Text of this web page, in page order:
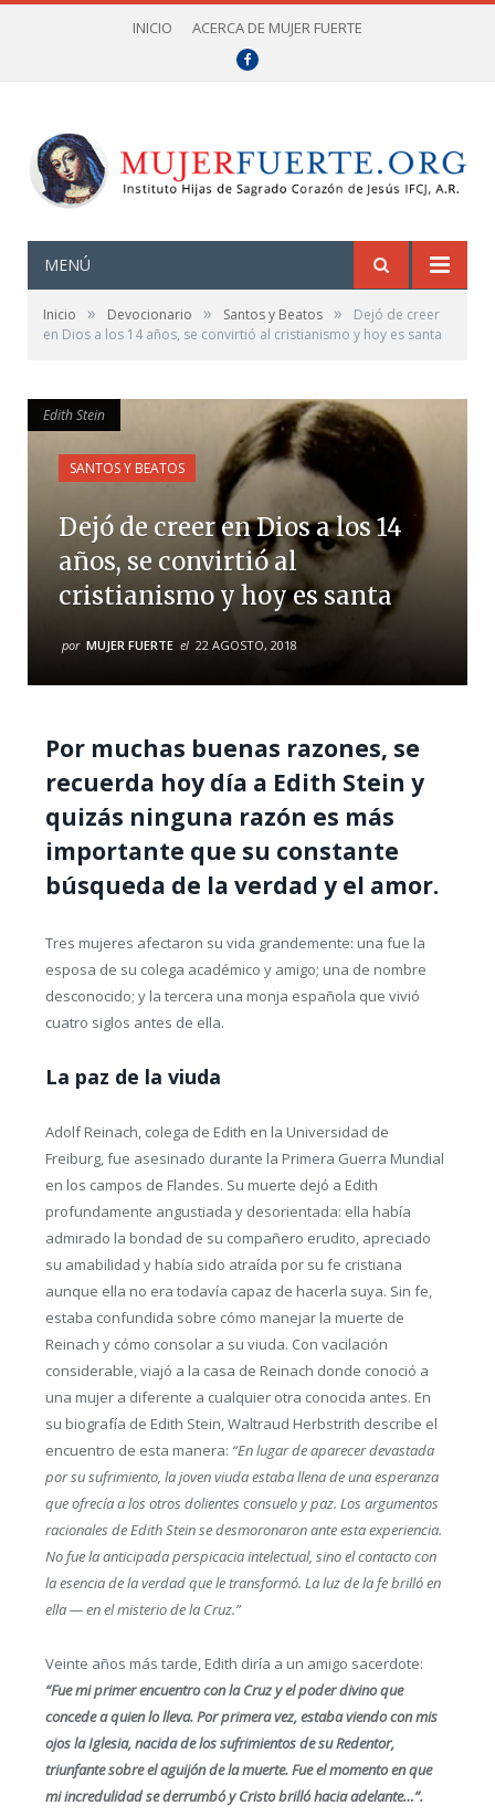
INICIO ACERCA DE MUJER FUERTE
Facebook
MENÚ
Inicio » Devocionario » Santos y Beatos »
Dejó de creer
en Dios a los 14 años, se convirtió al cristianismo y hoy es santa
Edith Stein
SANTOS Y BEATOS
Dejó de creer en Dios a los 14
años, se convirtió al
cristianismo y hoy es santa
por MUJER FUERTE el 22 AGOSTO, 2018
Edith Stein
Por muchas buenas razones, se
recuerda hoy día a Edith Stein y
quizás ninguna razón es más
importante que su constante
búsqueda de la verdad y el amor.
Tres mujeres afectaron su vida grandemente: una fue la
esposa de su colega académico y amigo; una de nombre
desconocido; y la tercera una monja española que vivió
cuatro siglos antes de ella.
La paz de la viuda
Adolf Reinach, colega de Edith en la Universidad de
Freiburg, fue asesinado durante la Primera Guerra Mundial
en los campos de Flandes. Su muerte dejó a Edith
profundamente angustiada y desorientada: ella había
admirado la bondad de su compañero erudito, apreciado
su amabilidad y había sido atraída por su fe cristiana
aunque ella no era todavía capaz de hacerla suya. Sin fe,
estaba confundida sobre cómo manejar la muerte de
Reinach y cómo consolar a su viuda. Con vacilación
considerable, viajó a la casa de Reinach donde conoció a
una mujer a diferente a cualquier otra conocida antes. En
su biografía de Edith Stein, Waltraud Herbstrith describe el
encuentro de esta manera: “En lugar de aparecer devastada
por su sufrimiento, la joven viuda estaba llena de una esperanza
que ofrecía a los otros dolientes consuelo y paz. Los argumentos
racionales de Edith Stein se desmoronaron ante esta experiencia.
No fue la anticipada perspicacia intelectual, sino el contacto con
la esencia de la verdad que le transformó. La luz de la fe brilló en
ella — en el misterio de la Cruz.”
Veinte años más tarde, Edith diría a un amigo sacerdote:
“Fue mi primer encuentro con la Cruz y el poder divino que
concede a quien lo lleva. Por primera vez, estaba viendo con mis
ojos la Iglesia, nacida de los sufrimientos de su Redentor,
triunfante sobre el aguijón de la muerte. Fue el momento en que
mi incredulidad se derrumbó y Cristo brilló hacia adelante…”.